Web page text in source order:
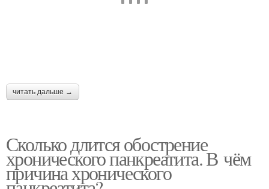
читать дальше →
Сколько длится обострение
хронического панкреатита. В чём
причина хронического